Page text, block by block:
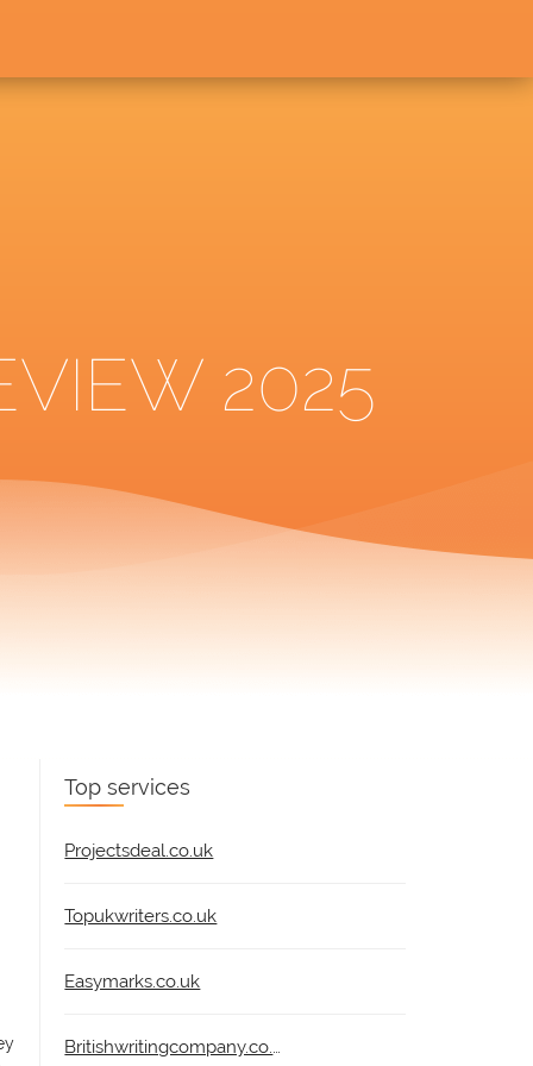
2025
Top services
Projectsdeal.co.uk
Topukwriters.co.uk
Easymarks.co.uk